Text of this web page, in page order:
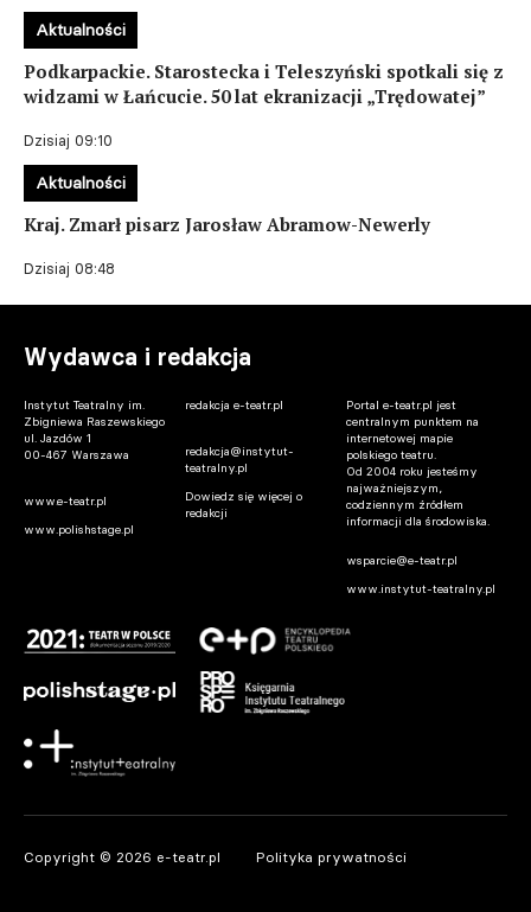
Podkarpackie. Starostecka i Teleszyński spotkali się z
widzami w Łańcucie. 50 lat ekranizacji „Trędowatej”
Dzisiaj 09:10
Aktualności
Kraj. Zmarł pisarz Jarosław Abramow-Newerly
Dzisiaj 08:48
Aktualności
Wydawca i redakcja
Instytut Teatralny im.
Zbigniewa Raszewskiego
ul. Jazdów 1
00-467 Warszawa
www.e-teatr.pl
www.polishstage.pl
redakcja e-teatr.pl
redakcja@instytut-
teatralny.pl
Dowiedz się więcej o
redakcji
Portal e-teatr.pl jest
centralnym punktem na
internetowej mapie
polskiego teatru.
Od 2004 roku jesteśmy
najważniejszym,
codziennym źródłem
informacji dla środowiska.
wsparcie@e-teatr.pl
www.instytut-teatralny.pl
Copyright © 2026 e-teatr.pl Polityka prywatności